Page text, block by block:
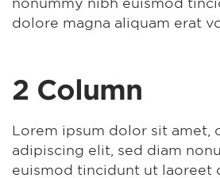
dolore magna aliquam erat
2 Column
Lorem ipsum dolor sit amet,
adipiscing elit, sed diam
euismod tincidunt ut laoreet